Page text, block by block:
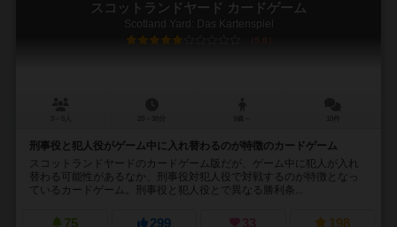
スコットランドヤード カードゲーム
Scotland Yard: Das Kartenspiel
5.8
刑事役と犯人役がゲーム中に入れ替わるのが特徴のカードゲーム
スコットランドヤードのカードゲーム版だが、ゲーム中に犯人が入れ
替わる可能性があるなか、刑事役対犯人役で対戦するのが特徴となっ
ているカードゲーム。刑事役と犯人役とで異なる勝利条...
75 299 33 198